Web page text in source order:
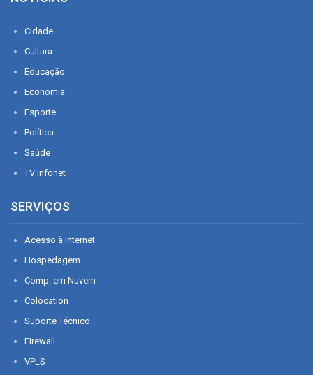
Cidade
Cultura
Educação
Economia
Esporte
Política
Saúde
TV Infonet
SERVIÇOS
Acesso à Internet
Hospedagem
Comp. em Nuvem
Colocation
Suporte Técnico
Firewall
VPLS